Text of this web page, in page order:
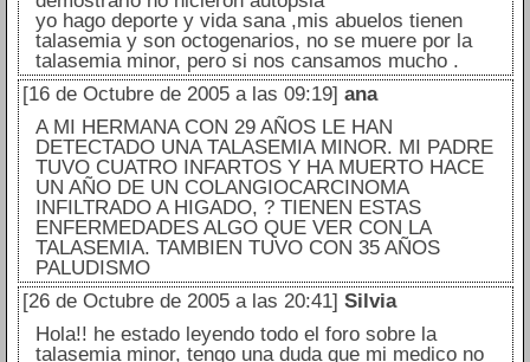
yo hago deporte y vida sana ,mis abuelos tienen
talasemia y son octogenarios, no se muere por la
talasemia minor, pero si nos cansamos mucho .
[16 de Octubre de 2005 a las 09:19] ana
A MI HERMANA CON 29 AÑOS LE HAN
DETECTADO UNA TALASEMIA MINOR. MI PADRE
TUVO CUATRO INFARTOS Y HA MUERTO HACE
UN AÑO DE UN COLANGIOCARCINOMA
INFILTRADO A HIGADO, ? TIENEN ESTAS
ENFERMEDADES ALGO QUE VER CON LA
TALASEMIA. TAMBIEN TUVO CON 35 AÑOS
PALUDISMO
[26 de Octubre de 2005 a las 20:41] Silvia
Hola!! he estado leyendo todo el foro sobre la
talasemia minor, tengo una duda que mi medico no